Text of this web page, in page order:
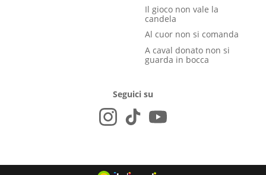
Il gioco non vale la
candela
Al cuor non si comanda
A caval donato non si
guarda in bocca
Seguici su